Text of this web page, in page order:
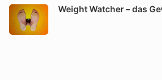
Weight Watcher – das